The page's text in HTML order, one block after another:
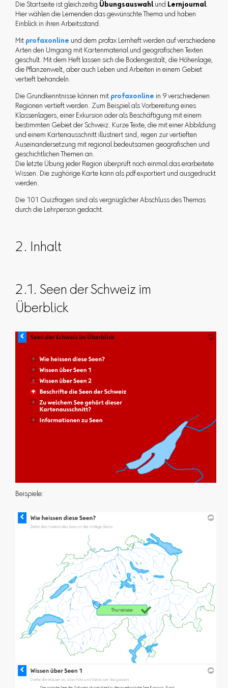
Die Startseite ist gleichzeitig Übungsauswahlund Lernjournal.
Hier wählen die Lernenden das gewünschte Thema und haben
Einblick in ihren Arbeitsstand.
Mit profaxonline und dem profax Lernheft werden auf verschiedene
Arten den Umgang mit Kartenmaterial und geografischen Texten
geschult. Mit dem Heft lassen sich die Bodengestalt, die Höhenlage,
die Pflanzenwelt, aber auch Leben und Arbeiten in einem Gebiet
vertieft behandeln.
Die Grundkenntnisse können mit profaxonline in 9 verschiedenen
Regionen vertieft werden. Zum Beispiel als Vorbereitung eines
Klassenlagers, einer Exkursion oder als Beschäftigung mit einem
bestimmten Gebiet der Schweiz. Kurze Texte, die mit einer Abbildung
und einem Kartenausschnitt illustriert sind, regen zur vertieften
Auseinandersetzung mit regional bedeutsamen geografischen und
geschichtlichen Themen an.
Die letzte Übung jeder Region überprüft noch einmal das erarbeitete
Wissen. Die zughörige Karte kann als pdf exportiert und ausgedruckt
werden.
Die 101 Quizfragen sind als vergnüglicher Abschluss des Themas
durch die Lehrperson gedacht.
2. Inhalt
2.1. Seen der Schweiz im
Überblick
Beispiele: